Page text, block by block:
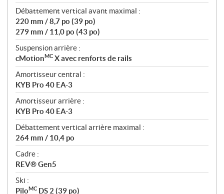
Débattement vertical avant maximal :
220 mm / 8,7 po (39 po)
279 mm / 11,0 po (43 po)
Suspension arrière :
cMotionMC X avec renforts de rails
Amortisseur central :
KYB Pro 40 EA-3
Amortisseur arrière :
KYB Pro 40 EA-3
Débattement vertical arrière maximal :
264 mm / 10,4 po
Cadre :
REV® Gen5
Ski :
PiloMC DS 2 (39 po)